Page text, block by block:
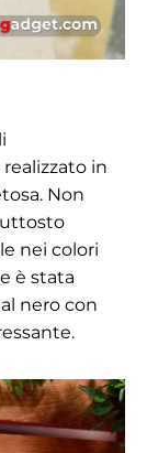
in
Non
nei colori
è stata
nero con